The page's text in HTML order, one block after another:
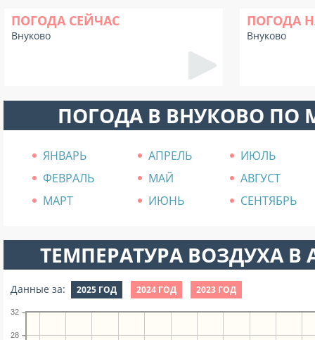
ПОГОДА СЕЙЧАС
Внуково
ПОГОДА
Внуково
ПОГОДА В ВНУКОВО ПО
ЯНВАРЬ АПРЕЛЬ
ИЮЛЬ
ФЕВРАЛЬ
МАЙ
АВГУСТ
МАРТ
ИЮНЬ СЕНТЯБРЬ
ТЕМПЕРАТУРА ВОЗДУХА В
Данные за: 2025 ГОД 2024 ГОД 2023 ГОД
28
32